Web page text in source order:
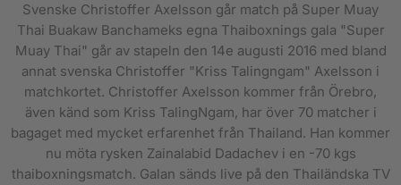
Svenske Christoffer Axelsson går match på Super Muay
Thai Buakaw Banchameks egna Thaiboxnings gala "Super
Muay Thai" går av stapeln den 14e augusti 2016 med bland
annat svenska Christoffer "Kriss Talingngam" Axelsson i
matchkortet. Christoffer Axelsson kommer från Örebro,
även känd som Kriss TalingNgam, har över 70 matcher i
bagaget med mycket erfarenhet från Thailand. Han kommer
nu möta rysken Zainalabid Dadachev i en -70 kgs
thaiboxningsmatch. Galan sänds live på den Thailändska TV